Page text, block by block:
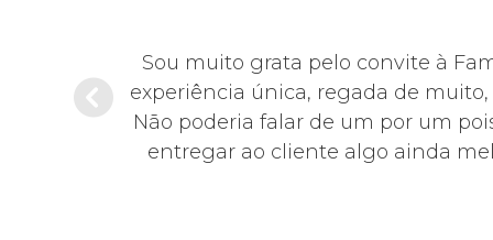
da
Sou muito grata pelo convite à
experiência única, regada de
Não poderia falar de um por um
entregar ao cliente algo ainda